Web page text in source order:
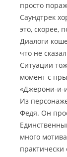
просто
Саундтрек
это, скорее,
Диалоги
что не
Ситуации
момент с
«Джерони-и-
Из
Федя. Он
много